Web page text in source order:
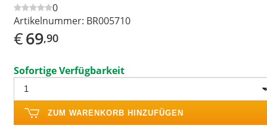
0
Artikelnummer: BR005710
€69,90
Sofortige Verfügbarkeit
ZUM WARENKORB HINZUFÜGEN